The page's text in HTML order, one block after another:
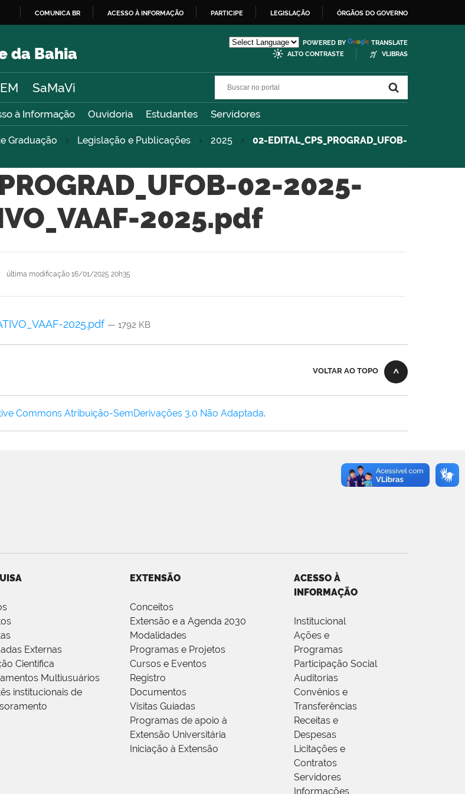
O
COMUNICA BR ACESSO À INFORMAÇÃO PARTICIPE LEGISLAÇÃO ÓRGÃOS DO GOVERNO
da Bahia
POWERED BY
TRANSLATE
ALTO CONTRASTE
VLIBRAS
SaMaVi
à Informação Ouvidoria Estudantes Servidores
Graduação Legislação e Publicações 2025
02-EDITAL_CPS_PROGRAD_UFOB-
02-2025-
2025.pdf
última modificação 16/01/2025 20h35
2025.pdf — 1792 KB
VOLTAR AO TOPO
Commons Atribuição-SemDerivações 3.0 Não Adaptada.
Externas
Científica
Multiusuários
institucionais de
EXTENSÃO
Conceitos
Extensão e a Agenda 2030
Modalidades
Programas e Projetos
Cursos e Eventos
Registro
Documentos
Visitas Guiadas
Programas de apoio à
Extensão Universitária
Iniciação à Extensão
ACESSO À
INFORMAÇÃO
Institucional
Ações e
Programas
Participação Social
Auditorias
Convênios e
Transferências
Receitas e
Despesas
Licitações e
Contratos
Servidores
Informações